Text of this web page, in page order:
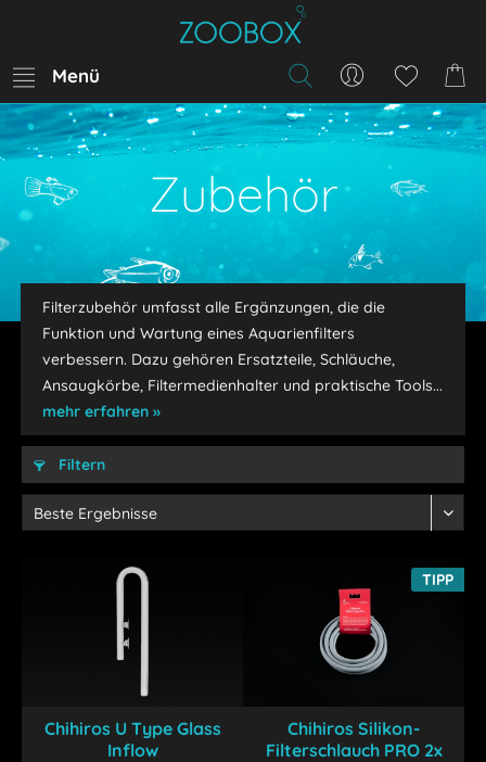
Menü
Zubehör
Filterzubehör umfasst alle Ergänzungen, die die
Funktion und Wartung eines Aquarienfilters
verbessern. Dazu gehören Ersatzteile, Schläuche,
Ansaugkörbe, Filtermedienhalter und praktische Tools...
mehr erfahren »
Filtern
Chihiros U Type Glass
Inflow
TIPP
Chihiros Silikon-
Filterschlauch PRO 2x